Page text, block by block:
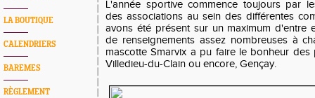
LA BOUTIQUE
CALENDRIERS
BAREMES
RÈGLEMENT
L'année sportive commence toujours par
des associations au sein des différentes
avons été présent sur un maximum d'entre
de renseignements assez nombreuses à
mascotte Smarvix a pu faire le bonheur des
Villedieu-du-Clain ou encore, Gençay.